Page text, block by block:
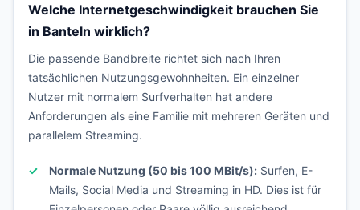
Welche Internetgeschwindigkeit brauchen Sie
in Banteln wirklich?
Die passende Bandbreite richtet sich nach Ihren
tatsächlichen Nutzungsgewohnheiten. Ein einzelner
Nutzer mit normalem Surfverhalten hat andere
Anforderungen als eine Familie mit mehreren Geräten und
parallelem Streaming.
Normale Nutzung (50 bis 100 MBit/s): Surfen, E-
Mails, Social Media und Streaming in HD. Dies ist für